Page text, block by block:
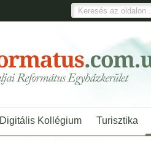
Digitális Kollégium Turisztika